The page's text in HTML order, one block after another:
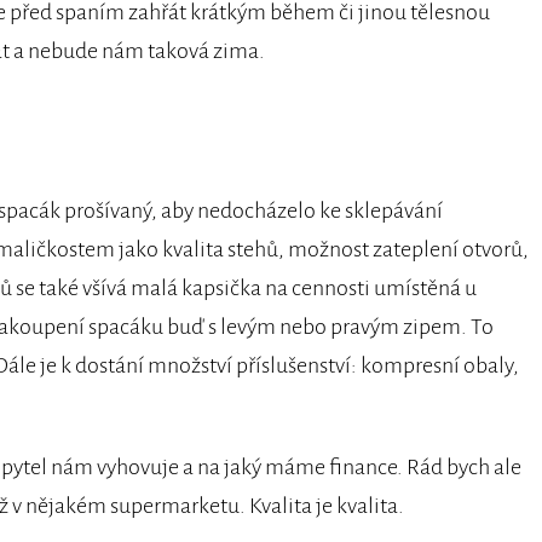
spaním zahřát krátkým během či jinou tělesnou
a nebude nám taková zima.
prošívaný, aby nedocházelo ke sklepávání
jako kvalita stehů, možnost zateplení otvorů,
také všívá malá kapsička na cennosti umístěná u
spacáku buď s levým nebo pravým zipem. To
je k dostání množství příslušenství: kompresní obaly,
nám vyhovuje a na jaký máme finance. Rád bych ale
v nějakém supermarketu. Kvalita je kvalita.